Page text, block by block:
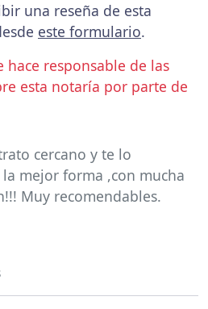
una reseña de esta
este formulario.
hace responsable de las
esta notaría por parte de
cercano y te lo
mejor forma ,con mucha
Muy recomendables.